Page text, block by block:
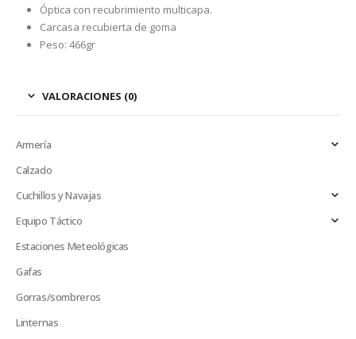
Óptica con recubrimiento multicapa.
Carcasa recubierta de goma
Peso: 466gr
VALORACIONES (0)
Armería
Calzado
Cuchillos y Navajas
Equipo Táctico
Estaciones Meteológicas
Gafas
Gorras/sombreros
Linternas